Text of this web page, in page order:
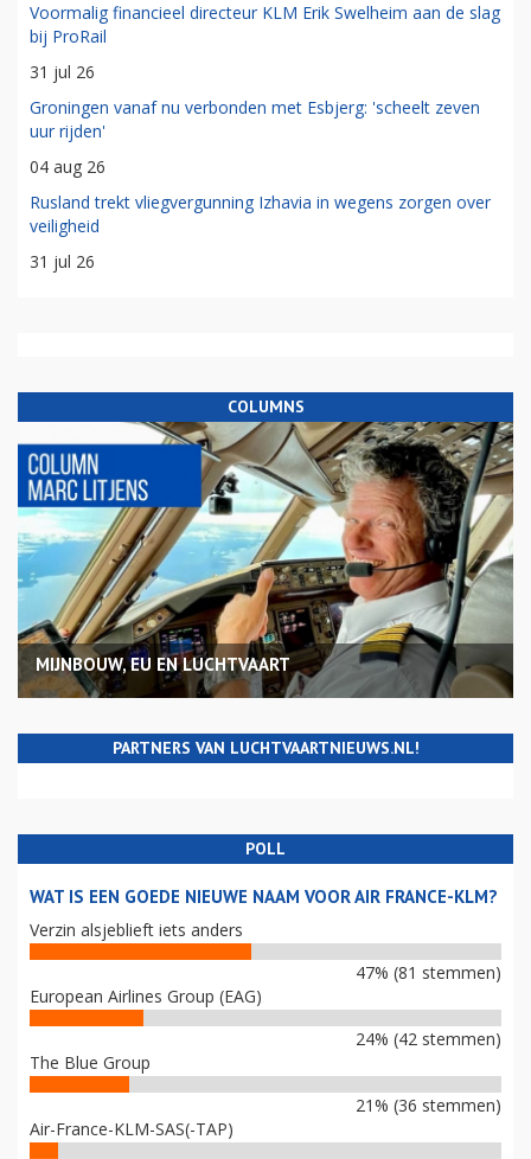
Voormalig financieel directeur KLM Erik Swelheim aan de slag
bij ProRail
31 jul 26
Groningen vanaf nu verbonden met Esbjerg: 'scheelt zeven
uur rijden'
04 aug 26
Rusland trekt vliegvergunning Izhavia in wegens zorgen over
veiligheid
31 jul 26
COLUMNS
MIJNBOUW, EU EN LUCHTVAART
PARTNERS VAN LUCHTVAARTNIEUWS.NL!
POLL
WAT IS EEN GOEDE NIEUWE NAAM VOOR AIR FRANCE-KLM?
Verzin alsjeblieft iets anders
47% (81 stemmen)
European Airlines Group (EAG)
24% (42 stemmen)
The Blue Group
21% (36 stemmen)
Air-France-KLM-SAS(-TAP)